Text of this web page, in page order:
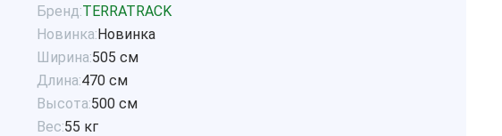
Бренд:TERRATRACK
Новинка:Новинка
Ширина:505 см
Длина:470 см
Высота:500 см
Вес:55 кг